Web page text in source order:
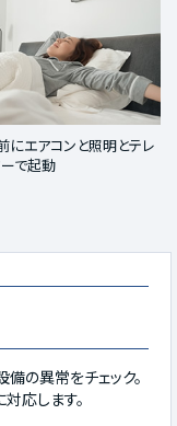
にエアコンと照明とテレ
で起動
備の異常をチェック。
応します。